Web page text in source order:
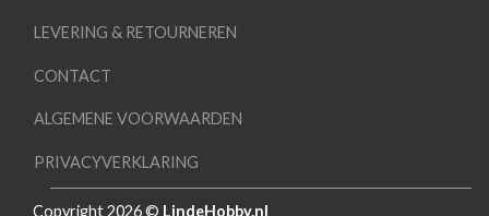
LEVERING & RETOURNEREN
CONTACT
ALGEMENE VOORWAARDEN
PRIVACYVERKLARING
Copyright 2026 © LindeHobby.nl